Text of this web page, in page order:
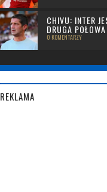
CHIVU: INTER
DRUGA
0 KOMENTARZY
REKLAMA